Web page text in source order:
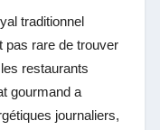
traditionnel
pas rare de trouver
restaurants
gourmand a
journaliers,